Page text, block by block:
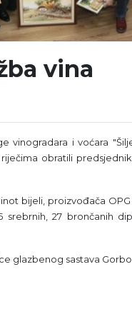
vina
vinogradara i voćara
obratili
bijeli, proizvođača
27 brončanih
glazbenog sastava